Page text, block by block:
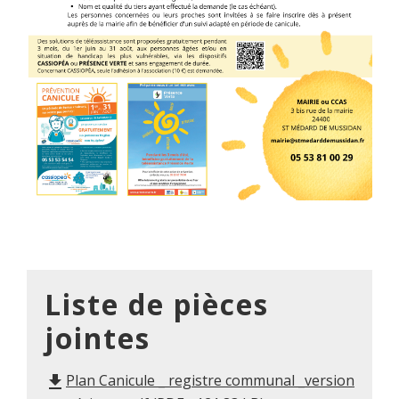
Liste de pièces
jointes
file_download Plan Canicule _ registre communal _version